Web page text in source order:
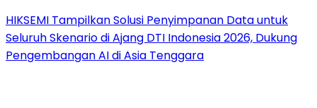
HIKSEMI Tampilkan Solusi Penyimpanan Data untuk
Seluruh Skenario di Ajang DTI Indonesia 2026, Dukung
Pengembangan AI di Asia Tenggara